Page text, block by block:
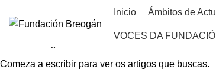
Inicio Ámbitos de
VOCES DA
Comeza a escribir para ver os artigos que buscas.